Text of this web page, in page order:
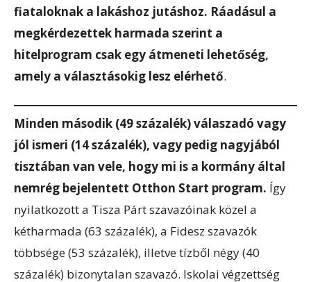
fiataloknak a lakáshoz jutáshoz. Ráadásul a
megkérdezettek harmada szerint a
hitelprogram csak egy átmeneti lehetőség,
amely a választásokig lesz elérhető.
Minden második (49 százalék) válaszadó vagy
jól ismeri (14 százalék), vagy pedig nagyjából
tisztában van vele, hogy mi is a kormány által
nemrég bejelentett Otthon Start program. Így
nyilatkozott a Tisza Párt szavazóinak közel a
kétharmada (63 százalék), a Fidesz szavazók
többsége (53 százalék), illetve tízből négy (40
százalék) bizonytalan szavazó. Iskolai végzettség